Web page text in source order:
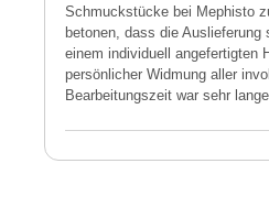
Schmuckstücke bei Mephisto
betonen, dass die
einem individuell angefertigten
persönlicher Widmung aller
Bearbeitungszeit war sehr